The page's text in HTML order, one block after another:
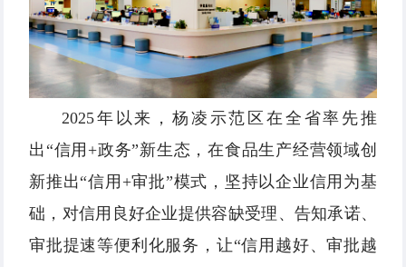
2025年以来，杨凌示范区在全省率先推
出“信用+政务”新生态，在食品生产经营领域创
新推出“信用+审批”模式，坚持以企业信用为基
础，对信用良好企业提供容缺受理、告知承诺、
审批提速等便利化服务，让“信用越好、审批越